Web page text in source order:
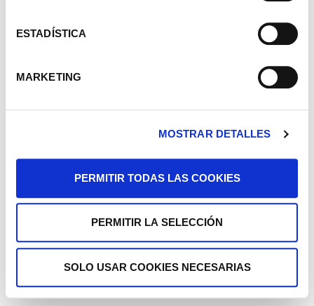
ESTADÍSTICA
MARKETING
MOSTRAR DETALLES
PERMITIR TODAS LAS COOKIES
PERMITIR LA SELECCIÓN
SOLO USAR COOKIES NECESARIAS